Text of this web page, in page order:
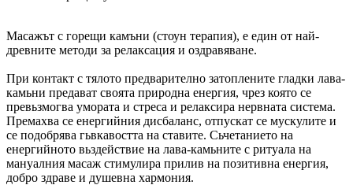
Масажът с горещи камъни (стоун терапия), е един от най-
древните методи за релаксация и оздравяване.
При контакт с тялото предварително затоплените гладки лава-
камьни предават своята природна енергия, чрез която се
превьзмогва умората и стреса и релаксира нервната система.
Премахва се енергийния дисбаланс, отпускат се мускулите и
се подобрява гьвкавостта на ставите. Сьчетанието на
енергийното вьздействие на лава-камьните с ритуала на
мануалния масаж стимулира прилив на позитивна енергия,
добро здраве и душевна хармония.